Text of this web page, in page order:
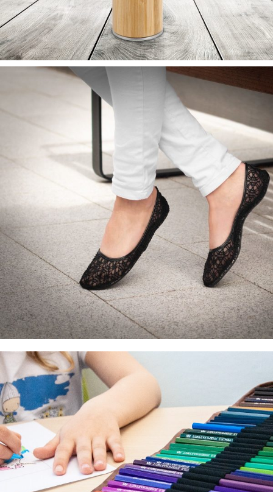
Râșniță 2in1 design de bambus
PANTOFIDE PLIERE
Să îngăduim picioarelor noastre un confort şi
relaxare în balerine ultraelegante CatMotion.
MAI MULT